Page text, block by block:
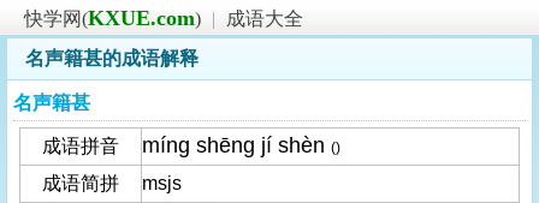
快学网(KXUE.com) |
成语大全
名声籍甚的成语解释
名声籍甚
成语拼音 míng shēng jí shèn ()
成语简拼
msjs